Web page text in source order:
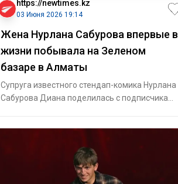
https://newtimes.kz
03 Июня 2026 19:14
Жена Нурлана Сабурова впервые в
жизни побывала на Зеленом
базаре в Алматы
Супруга известного стендап-комика Нурлана
Сабурова Диана поделилась с подписчиками